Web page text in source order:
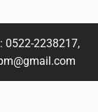
: 0522-2238217,